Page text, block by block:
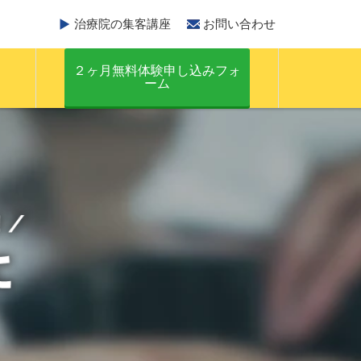
治療院の集客講座 お問い合わせ
２ヶ月無料体験申し込みフォ
ーム